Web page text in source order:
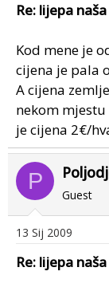
Re: lijepa
Kod mene je
cijena je pala
A cijena
nekom
je cijena 2€/
P
Guest
13 Sij 2009
Re: lijepa